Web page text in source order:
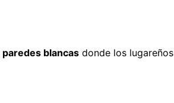
paredes blancas donde los lugareños